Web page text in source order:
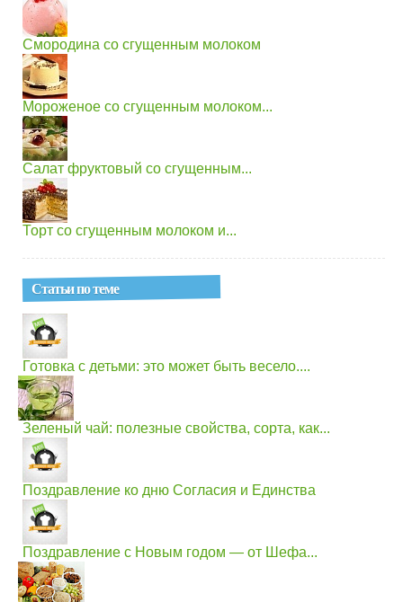
Смородина со сгущенным молоком
Мороженое со сгущенным молоком...
Салат фруктовый со сгущенным...
Торт со сгущенным молоком и...
Статьи по теме
Готовка с детьми: это может быть весело....
Зеленый чай: полезные свойства, сорта, как...
Поздравление ко дню Согласия и Единства
Поздравление с Новым годом — от Шефа...